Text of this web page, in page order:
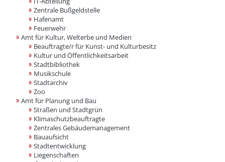
Zentrale Bußgeldstelle
Hafenamt
Feuerwehr
Amt für Kultur, Welterbe und Medien
Beauftragte/r für Kunst- und Kulturbesitz
Kultur und Öffentlichkeitsarbeit
Stadtbibliothek
Musikschule
Stadtarchiv
Zoo
Amt für Planung und Bau
Straßen und Stadtgrün
Klimaschutzbeauftragte
Zentrales Gebäudemanagement
Bauaufsicht
Stadtentwicklung
Liegenschaften